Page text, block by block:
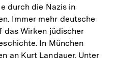
durch die Nazis in
Immer mehr deutsche
das Wirken jüdischer
In München
an Kurt Landauer. Unter